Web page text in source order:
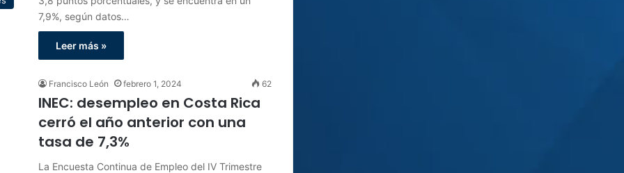
7,9%, según datos…
Leer más »
Francisco León febrero 1, 2024 62
INEC: desempleo en Costa Rica
cerró el año anterior con una
tasa de 7,3%
La Encuesta Continua de Empleo del IV Trimestre